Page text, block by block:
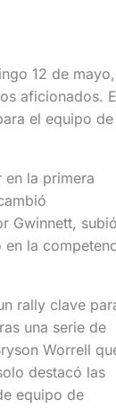
12 de
aficionados.
el equipo de
en la primera
Gwinnett,
la
rally clave
una serie de
Worrell
destacó las
equipo de